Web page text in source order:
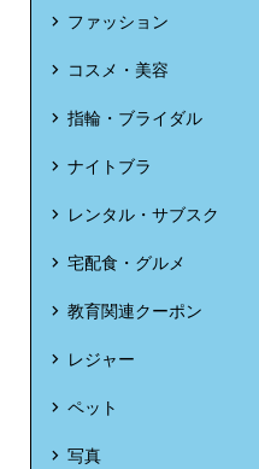
ファッション
コスメ・美容
指輪・ブライダル
ナイトブラ
レンタル・サブスク
宅配食・グルメ
教育関連クーポン
レジャー
ペット
写真